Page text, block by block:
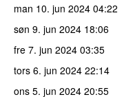
man 10. jun 2024 04:22
søn 9. jun 2024 18:06
fre 7. jun 2024 03:35
tors 6. jun 2024 22:14
ons 5. jun 2024 20:55